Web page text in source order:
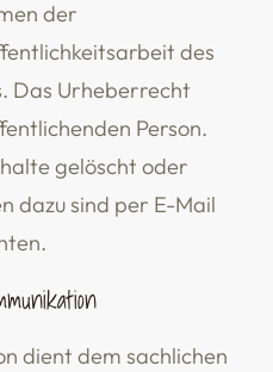
der
des
Das Urheberrecht
Person.
gelöscht oder
dazu sind per E-Mail
dient dem sachlichen